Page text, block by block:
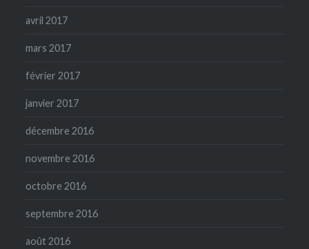
avril 2017
mars 2017
février 2017
janvier 2017
décembre 2016
novembre 2016
octobre 2016
septembre 2016
août 2016